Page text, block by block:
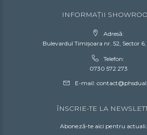
INFORMAȚII
Adresă:
Bulevardul Timișoara nr. 52, Sector
Telefon:
0730 572 273
E-mail:
ÎNSCRIE-TE LA
Aboneză-te aici pentru